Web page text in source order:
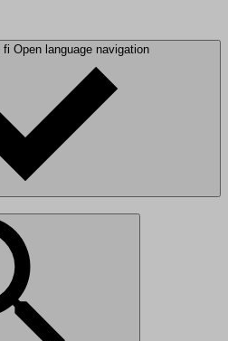
fi Open language navigation